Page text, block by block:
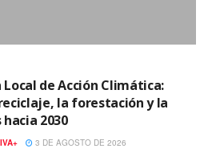
de Acción Climática:
la forestación y la
2030
3 DE AGOSTO DE 2026